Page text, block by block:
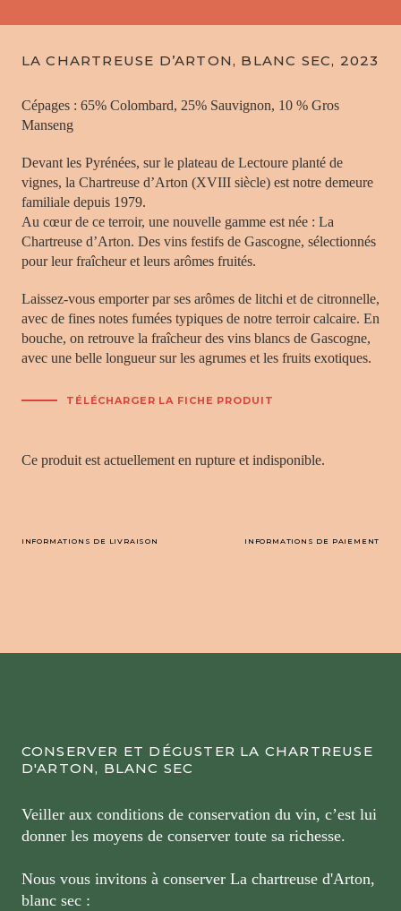
LA CHARTREUSE D’ARTON, BLANC SEC, 2023
Cépages : 65% Colombard, 25% Sauvignon, 10 % Gros
Manseng
Devant les Pyrénées, sur le plateau de Lectoure planté de
vignes, la Chartreuse d’Arton (XVIII siècle) est notre demeure
familiale depuis 1979.
Au cœur de ce terroir, une nouvelle gamme est née : La
Chartreuse d’Arton. Des vins festifs de Gascogne, sélectionnés
pour leur fraîcheur et leurs arômes fruités.
Laissez-vous emporter par ses arômes de litchi et de citronnelle,
avec de fines notes fumées typiques de notre terroir calcaire. En
bouche, on retrouve la fraîcheur des vins blancs de Gascogne,
avec une belle longueur sur les agrumes et les fruits exotiques.
TÉLÉCHARGER LA FICHE PRODUIT
Ce produit est actuellement en rupture et indisponible.
INFORMATIONS DE LIVRAISON INFORMATIONS DE PAIEMENT
CONSERVER ET DÉGUSTER LA CHARTREUSE
D'ARTON, BLANC SEC
Veiller aux conditions de conservation du vin, c’est lui
donner les moyens de conserver toute sa richesse.
Nous vous invitons à conserver La chartreuse d'Arton,
blanc sec :